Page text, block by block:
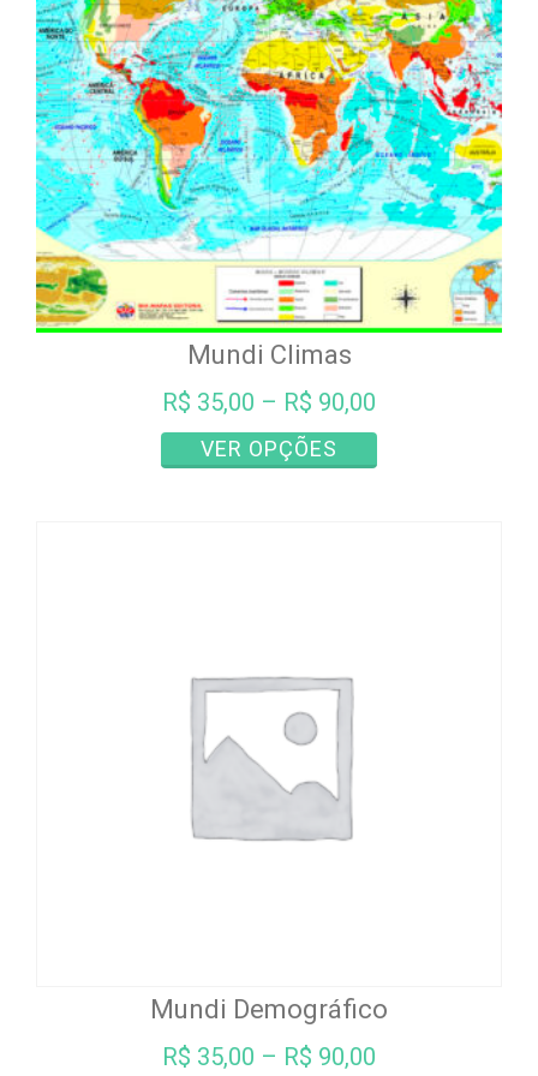
ser
escolhidas
na
página
do
produto
Mundi Climas
R$ 35,00 – R$ 90,00
VER OPÇÕES
produto
Mundi Demográfico
R$ 35,00 – R$ 90,00